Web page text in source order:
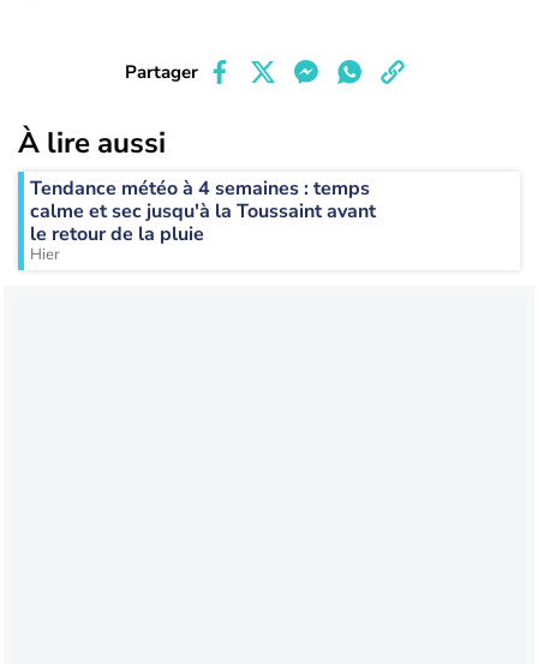
Partager
À lire aussi
Tendance météo à 4 semaines : temps
calme et sec jusqu'à la Toussaint avant
le retour de la pluie
Hier